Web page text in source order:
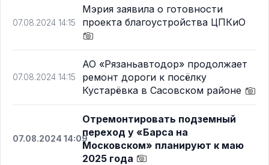
07.08.2024 14:15
Мэрия заявила о готовности
проекта благоустройства ЦПКиО
07.08.2024 14:15
АО «Рязаньавтодор» продолжает
ремонт дороги к посёлку
Кустарёвка в Сасовском районе
07.08.2024 14:09
Отремонтировать подземный
переход у «Барса на
Московском» планируют к маю
2025 года